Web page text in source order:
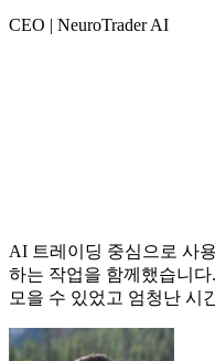
CEO | NeuroTrader AI
AI 트레이딩 중심으로 사
하는 작업을 함께했습니다
모을 수 있었고 엄청난 시